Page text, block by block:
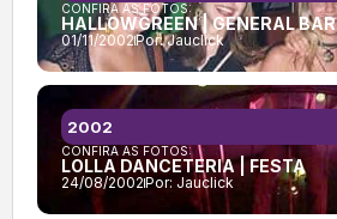
CONFIRA AS FOTOS:
HALLOWGREEN | GENERAL BAR
01/11/2002Por:Jauclick
CONFIRA AS FOTOS:
LOLLA DANCETERIA | FESTA
24/08/2002Por: Jauclick
2002